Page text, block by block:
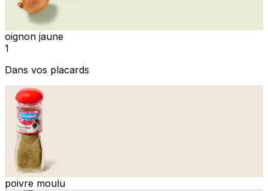
oignon jaune
1
Dans vos placards
poivre moulu